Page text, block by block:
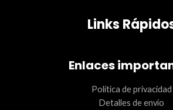
Links
Enlaces
Política de privacidad
Detalles de envío